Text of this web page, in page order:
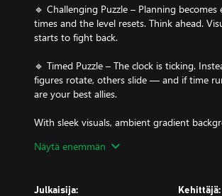
🔹 Challenging Puzzle – Planning
times and the level resets. Think ahead.
starts to fight back.
🔹 Timed Puzzle – The clock is ticking.
figures rotate, others slide — and if time
are your best allies.
With sleek visuals, ambient gradient
to their limits. Whether you’re a casual
Näytä enemmän
Julkaisija: Kehittäjä: